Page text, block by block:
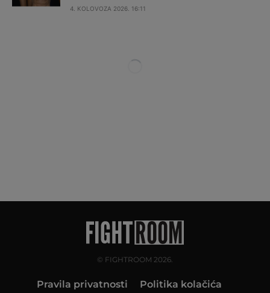
4. KOLOVOZA 2026. 16:11
© FIGHTROOM 2026.
Pravila privatnosti Politika kolačića